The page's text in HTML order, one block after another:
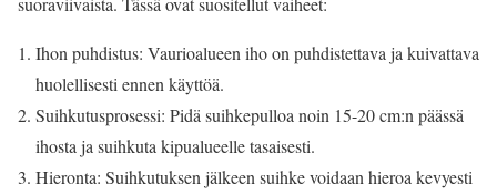
Ihon puhdistus: Vaurioalueen iho on puhdistettava ja kuivattava
huolellisesti ennen käyttöä.
Suihkutusprosessi: Pidä suihkepulloa noin 15-20 cm:n päässä
ihosta ja suihkuta kipualueelle tasaisesti.
Hieronta: Suihkutuksen jälkeen suihke voidaan hieroa kevyesti